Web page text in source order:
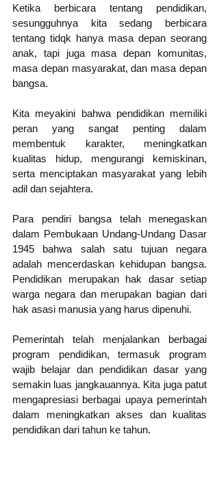
Ketika berbicara tentang pendidikan,
sesungguhnya kita sedang berbicara
tentang tidqk hanya masa depan seorang
anak, tapi juga masa depan komunitas,
masa depan masyarakat, dan masa depan
bangsa.
Kita meyakini bahwa pendidikan memiliki
peran yang sangat penting dalam
membentuk karakter, meningkatkan
kualitas hidup, mengurangi kemiskinan,
serta menciptakan masyarakat yang lebih
adil dan sejahtera.
Para pendiri bangsa telah menegaskan
dalam Pembukaan Undang-Undang Dasar
1945 bahwa salah satu tujuan negara
adalah mencerdaskan kehidupan bangsa.
Pendidikan merupakan hak dasar setiap
warga negara dan merupakan bagian dari
hak asasi manusia yang harus dipenuhi.
Pemerintah telah menjalankan berbagai
program pendidikan, termasuk program
wajib belajar dan pendidikan dasar yang
semakin luas jangkauannya. Kita juga patut
mengapresiasi berbagai upaya pemerintah
dalam meningkatkan akses dan kualitas
pendidikan dari tahun ke tahun.